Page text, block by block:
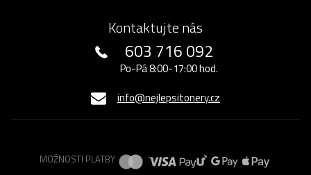
Kontaktujte nás
603 716 092
Po-Pá 8:00-17:00 hod.
info@nejlepsitonery.cz
MOŽNOSTI PLATBY